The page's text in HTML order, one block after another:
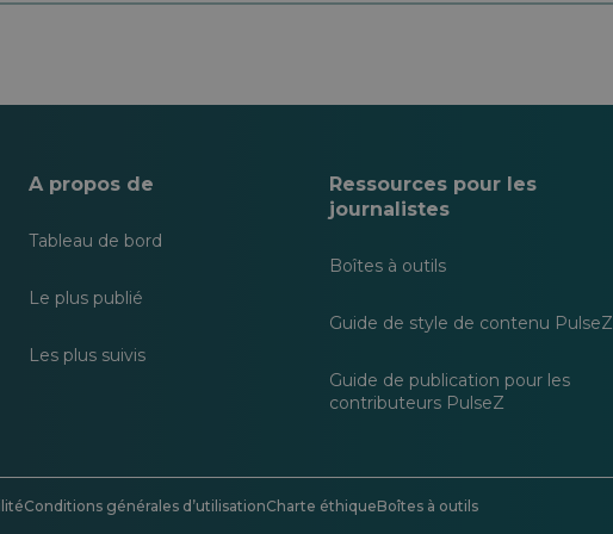
A propos de
Tableau de bord
Le plus publié
Les plus suivis
Ressources pour les
journalistes
Boîtes à outils
Guide de style de contenu PulseZ
Guide de publication pour les
contributeurs PulseZ
Conditions générales d’utilisationCharte éthiqueBoîtes à outils